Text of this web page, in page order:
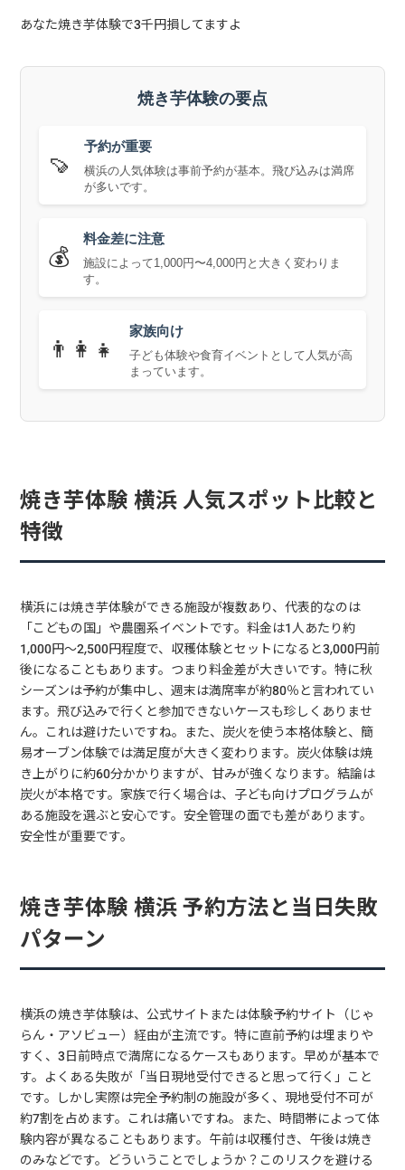
あなた焼き芋体験で3千円損してますよ
焼き芋体験の要点
🍠
予約が重要
横浜の人気体験は事前予約が基本。飛び込みは満席
が多いです。
💰
料金差に注意
施設によって1,000円〜4,000円と大きく変わりま
す。
👨‍👩‍👧
家族向け
子ども体験や食育イベントとして人気が高
まっています。
焼き芋体験 横浜 人気スポット比較と
特徴
横浜には焼き芋体験ができる施設が複数あり、代表的なのは
「こどもの国」や農園系イベントです。料金は1人あたり約
1,000円〜2,500円程度で、収穫体験とセットになると3,000円前
後になることもあります。つまり料金差が大きいです。特に秋
シーズンは予約が集中し、週末は満席率が約80％と言われてい
ます。飛び込みで行くと参加できないケースも珍しくありませ
ん。これは避けたいですね。また、炭火を使う本格体験と、簡
易オーブン体験では満足度が大きく変わります。炭火体験は焼
き上がりに約60分かかりますが、甘みが強くなります。結論は
炭火が本格です。家族で行く場合は、子ども向けプログラムが
ある施設を選ぶと安心です。安全管理の面でも差があります。
安全性が重要です。
焼き芋体験 横浜 予約方法と当日失敗
パターン
横浜の焼き芋体験は、公式サイトまたは体験予約サイト（じゃ
らん・アソビュー）経由が主流です。特に直前予約は埋まりや
すく、3日前時点で満席になるケースもあります。早めが基本で
す。よくある失敗が「当日現地受付できると思って行く」こと
です。しかし実際は完全予約制の施設が多く、現地受付不可が
約7割を占めます。これは痛いですね。また、時間帯によって体
験内容が異なることもあります。午前は収穫付き、午後は焼き
のみなどです。どういうことでしょうか？このリスクを避ける